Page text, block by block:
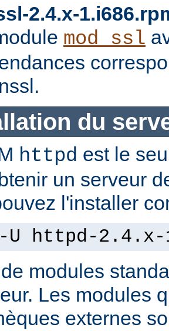
2.4.x-
mod_ssl
du
httpd est le
un serveur
l'installer
U httpd-2.4.x-
modules
Les modules
externes